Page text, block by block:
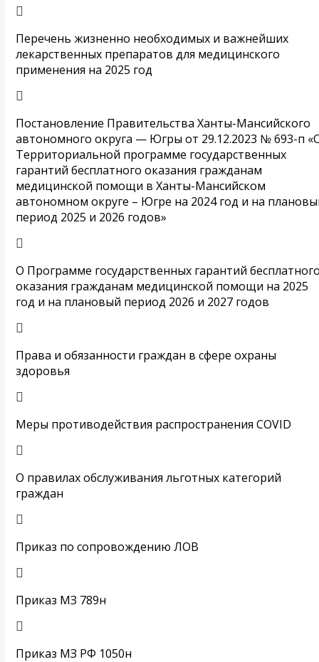
Перечень жизненно необходимых и важнейших
лекарственных препаратов для медицинского
применения на 2025 год
Постановление Правительства Ханты-Мансийского
автономного округа — Югры от 29.12.2023 № 693-п
Территориальной программе государственных
гарантий бесплатного оказания гражданам
медицинской помощи в Ханты-Мансийском
автономном округе – Югре на 2024 год и на
период 2025 и 2026 годов»
О Программе государственных гарантий
оказания гражданам медицинской помощи на 2025
год и на плановый период 2026 и 2027 годов
Права и обязанности граждан в сфере охраны
здоровья
Меры противодействия распространения COVID
О правилах обслуживания льготных категорий
граждан
Приказ по сопровождению ЛОВ
Приказ МЗ 789н
Приказ МЗ РФ 1050н